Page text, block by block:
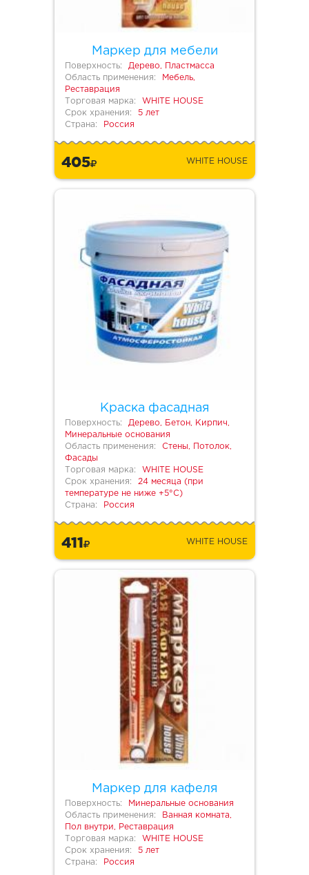
Маркер для мебели
Поверхность:
Дерево, Пластмасса
Область применения:
Мебель,
Реставрация
Торговая марка:
WHITE HOUSE
Срок хранения:
5 лет
Страна:
Россия
405 WHITE HOUSE
Краска фасадная
Поверхность:
Дерево, Бетон, Кирпич,
Минеральные основания
Область применения:
Стены, Потолок,
Фасады
Торговая марка:
WHITE HOUSE
Срок хранения:
24 месяца (при
температуре не ниже +5°С)
Страна:
Россия
411 WHITE HOUSE
Маркер для кафеля
Поверхность:
Минеральные основания
Область применения:
Ванная комната,
Пол внутри, Реставрация
Торговая марка:
WHITE HOUSE
Срок хранения:
5 лет
Страна:
Россия